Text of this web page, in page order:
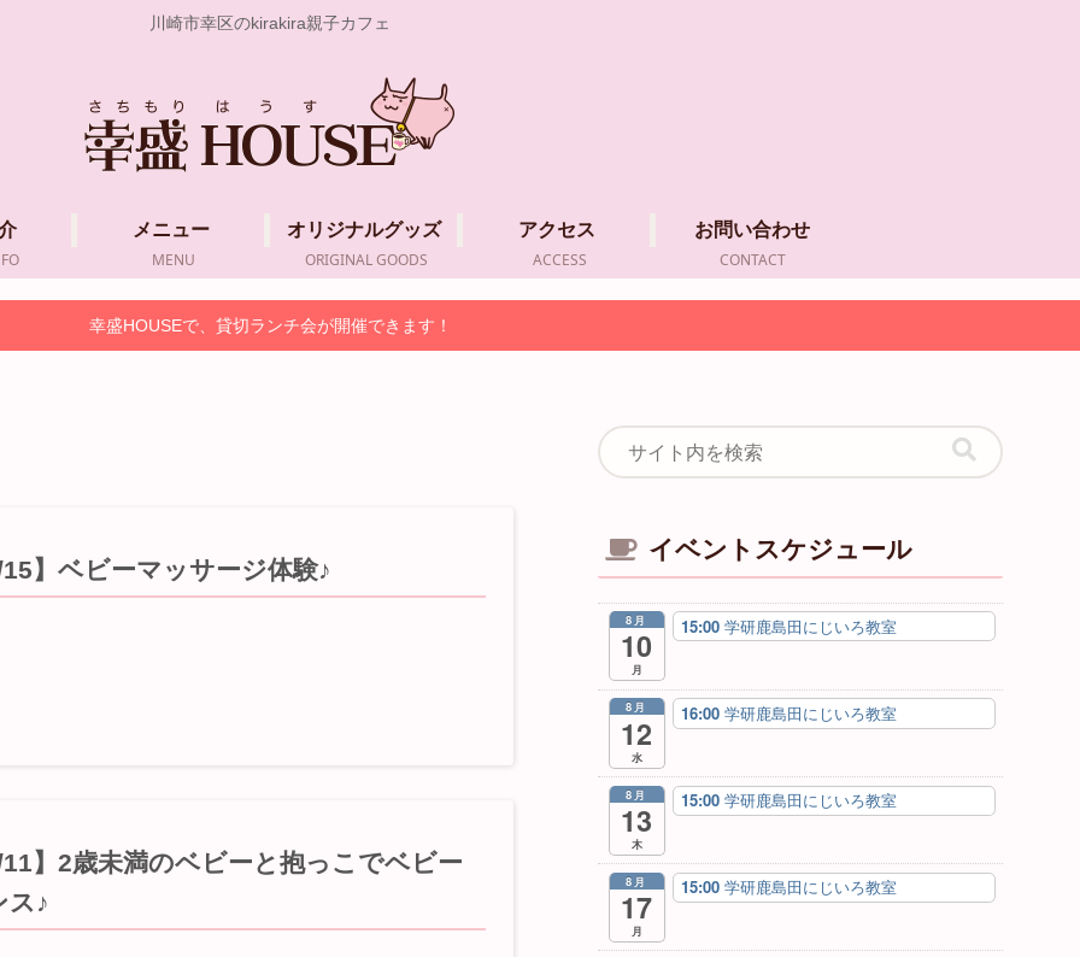
川崎市幸区のkirakira親子カフェ
メニュー
MENU
オリジナルグッズ
ORIGINAL GOODS
アクセス
ACCESS
お問い合わせ
CONTACT
幸盛HOUSEで、貸切ランチ会が開催できます！
】ベビーマッサージ体験♪
】2歳未満のベビーと抱っこでベビー
ス♪
イベントスケジュール
8月
10
月
15:00 学研鹿島田にじいろ教室
8月
12
水
16:00 学研鹿島田にじいろ教室
8月
13
木
15:00 学研鹿島田にじいろ教室
8月
17
月
15:00 学研鹿島田にじいろ教室